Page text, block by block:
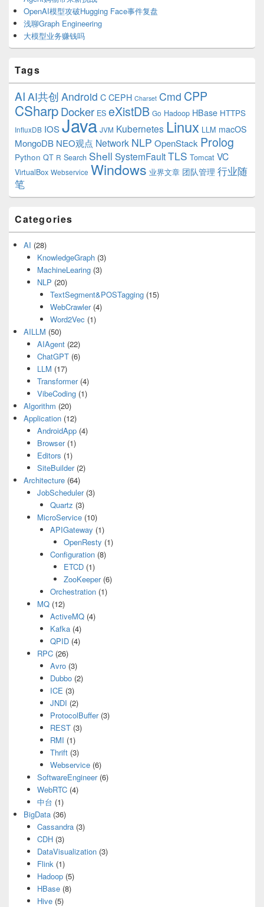
OpenAI模型攻破Hugging Face事件复盘
浅聊Graph Engineering
大模型业务赚钱吗
Tags
AI AI共创 Android C CEPH Charset Cmd CPP
CSharpDocker ES eXistDB Go Hadoop HBase HTTPS
InfluxDB IOSJava JVM Kubernetes Linux LLM macOS
MongoDB NEO观点 Network NLP OpenStack Prolog
Python QT R Search Shell SystemFaultTLS Tomcat VC
VirtualBox Webservice Windows 业界文章 团队管理 行业随
笔
Categories
AI (28)
KnowledgeGraph(3)
MachineLearing(3)
NLP (20)
TextSegment&POSTagging (15)
WebCrawler(4)
Word2Vec (1)
AILLM (50)
AIAgent(22)
ChatGPT(6)
LLM (17)
Transformer(4)
VibeCoding(1)
Algorithm (20)
Application (12)
AndroidApp(4)
Browser(1)
Editors (1)
SiteBuilder(2)
Architecture (64)
JobScheduler(3)
Quartz (3)
MicroService(10)
APIGateway (1)
OpenResty (1)
Configuration (8)
ETCD(1)
ZooKeeper(6)
Orchestration (1)
MQ(12)
ActiveMQ (4)
Kafka (4)
QPID (4)
RPC(26)
Avro (3)
Dubbo (2)
ICE (3)
JNDI (2)
ProtocolBuffer(3)
REST (3)
RMI (1)
Thrift (3)
Webservice (6)
SoftwareEngineer(6)
WebRTC(4)
中台 (1)
BigData (36)
Cassandra(3)
CDH(3)
DataVisualization(3)
Flink(1)
Hadoop(5)
HBase(8)
Hive(5)